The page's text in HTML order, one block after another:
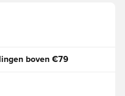
boven €79